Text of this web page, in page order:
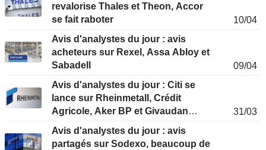
revalorise Thales et Theon, Accor
se fait raboter
10/04
Avis d'analystes du jour : avis
acheteurs sur Rexel, Assa Abloy et
Sabadell
09/04
Avis d'analystes du jour : Citi se
lance sur Rheinmetall, Crédit
Agricole, Aker BP et Givaudan
31/03
Avis d'analystes du jour : avis
partagés sur Sodexo, beaucoup de